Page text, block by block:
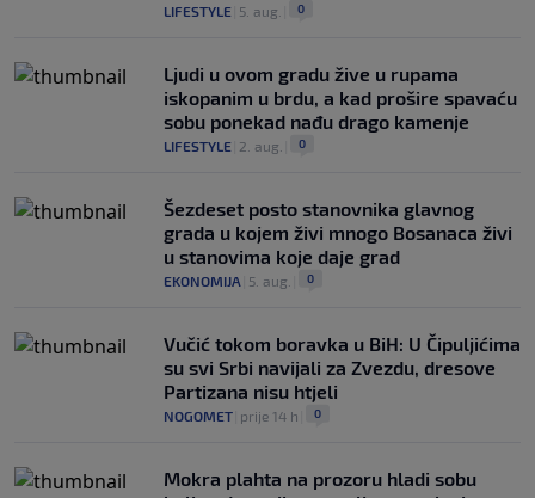
LIFESTYLE 5. aug. 0
Ljudi u ovom gradu žive u rupama
iskopanim u brdu, a kad prošire spavaću
sobu ponekad nađu drago kamenje
LIFESTYLE 2. aug. 0
Šezdeset posto stanovnika glavnog
grada u kojem živi mnogo Bosanaca živi
u stanovima koje daje grad
EKONOMIJA 5. aug. 0
Vučić tokom boravka u BiH: U Čipuljićima
su svi Srbi navijali za Zvezdu, dresove
Partizana nisu htjeli
NOGOMET prije 14 h 0
Mokra plahta na prozoru hladi sobu